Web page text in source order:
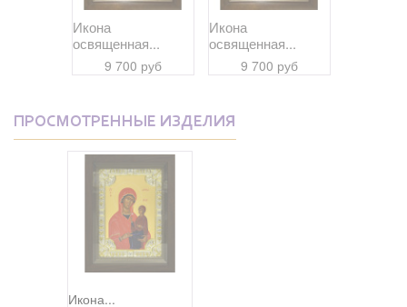
Икона
освященная...
9 700 руб
Икона
освященная...
9 700 руб
ПРОСМОТРЕННЫЕ ИЗДЕЛИЯ
Икона...